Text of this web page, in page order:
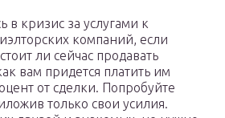
в кризис за услугами к
компаний, если
ли сейчас продавать
вам придется платить им
от сделки. Попробуйте
только свои усилия.